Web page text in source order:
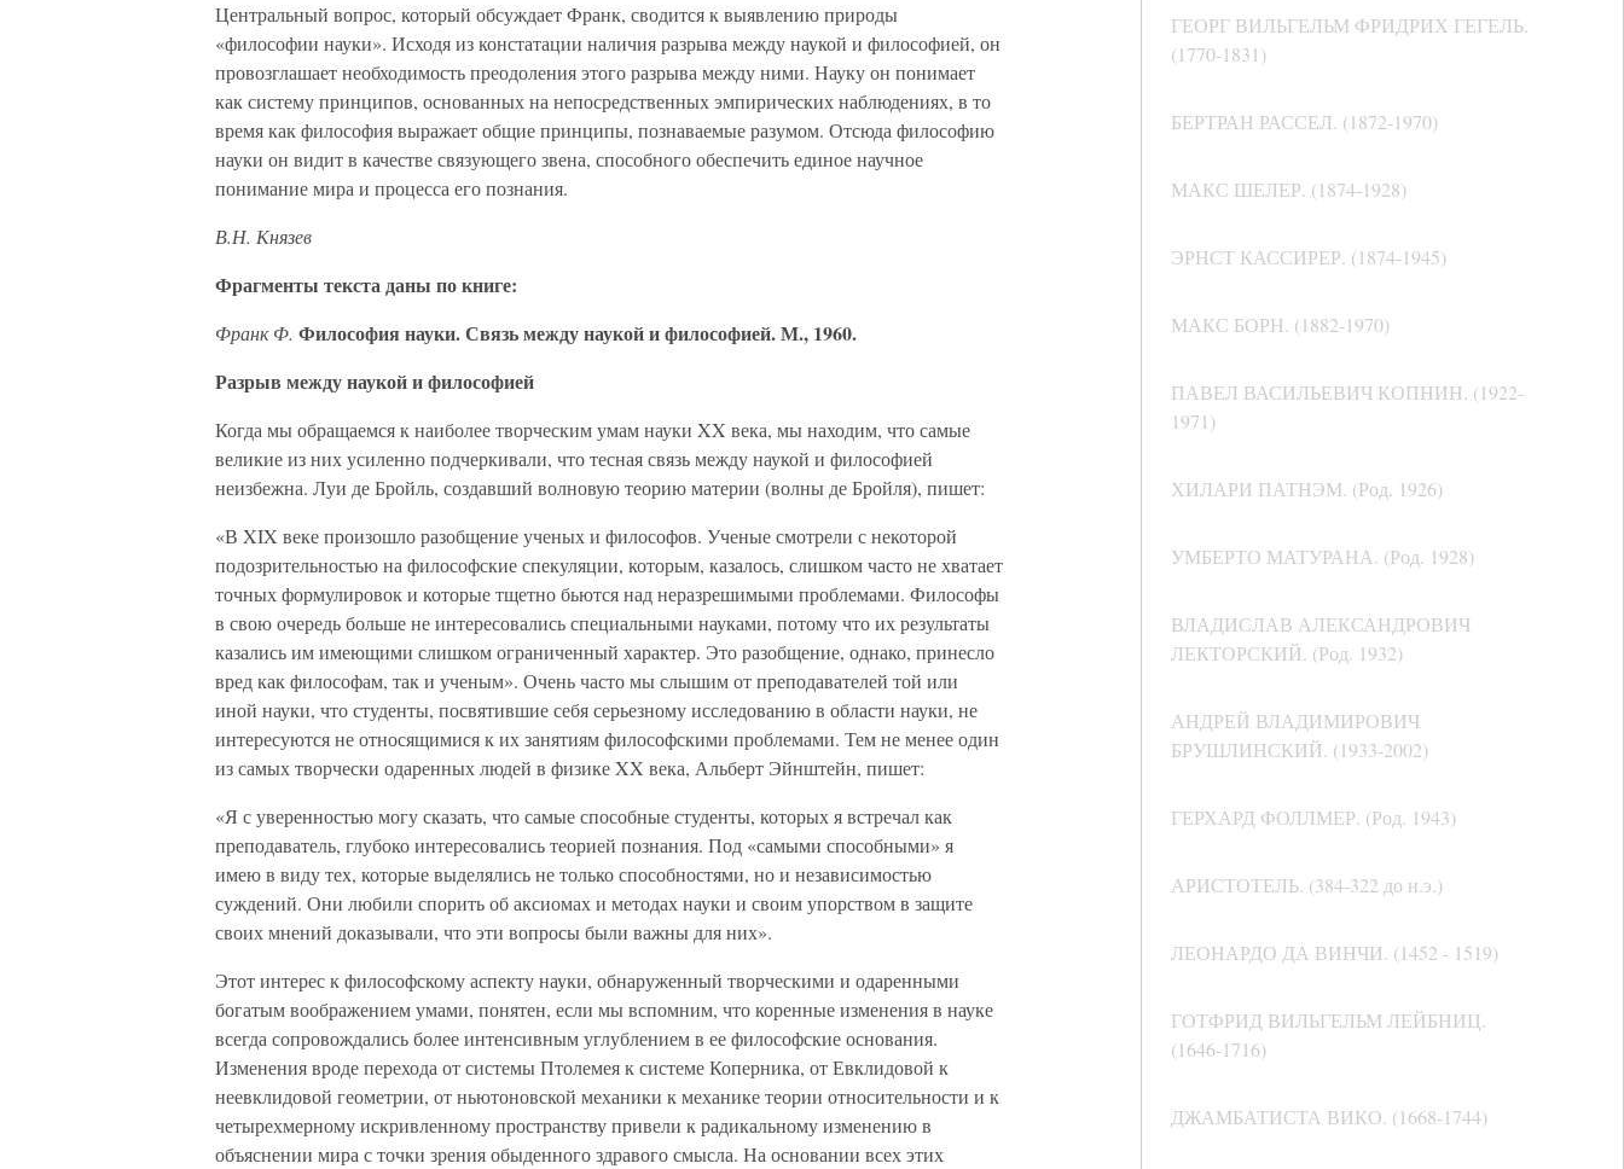
ГЕОРГ ВИЛЬГЕЛЬМ ФРИДРИХ ГЕГЕЛЬ.
(1770-1831)
БЕРТРАН РАССЕЛ. (1872-1970)
МАКС ШЕЛЕР. (1874-1928)
ЭРНСТ КАССИРЕР. (1874-1945)
МАКС БОРН. (1882-1970)
ПАВЕЛ ВАСИЛЬЕВИЧ КОПНИН. (1922-
1971)
ХИЛАРИ ПАТНЭМ. (Род. 1926)
УМБЕРТО МАТУРАНА. (Род. 1928)
ВЛАДИСЛАВ АЛЕКСАНДРОВИЧ
ЛЕКТОРСКИЙ. (Род. 1932)
АНДРЕЙ ВЛАДИМИРОВИЧ
БРУШЛИНСКИЙ. (1933-2002)
ГЕРХАРД ФОЛЛМЕР. (Род. 1943)
АРИСТОТЕЛЬ. (384-322 до н.э.)
ЛЕОНАРДО ДА ВИНЧИ. (1452 - 1519)
ГОТФРИД ВИЛЬГЕЛЬМ ЛЕЙБНИЦ.
(1646-1716)
ДЖАМБАТИСТА ВИКО. (1668-1744)
Центральный вопрос, который обсуждает Франк, сводится к выявлению природы
«философии науки». Исходя из констатации наличия разрыва между наукой и философией, он
провозглашает необходимость преодоления этого разрыва между ними. Науку он понимает
как систему принципов, основанных на непосредственных эмпирических наблюдениях, в то
время как философия выражает общие принципы, познаваемые разумом. Отсюда философию
науки он видит в качестве связующего звена, способного обеспечить единое научное
понимание мира и процесса его познания.
В.Н. Князев
Фрагменты текста даны по книге:
Франк Ф. Философия науки. Связь между наукой и философией. М., 1960.
Разрыв между наукой и философией
Когда мы обращаемся к наиболее творческим умам науки XX века, мы находим, что самые
великие из них усиленно подчеркивали, что тесная связь между наукой и философией
неизбежна. Луи де Бройль, создавший волновую теорию материи (волны де Бройля), пишет:
«В XIX веке произошло разобщение ученых и философов. Ученые смотрели с некоторой
подозрительностью на философские спекуляции, которым, казалось, слишком часто не хватает
точных формулировок и которые тщетно бьются над неразрешимыми проблемами. Философы
в свою очередь больше не интересовались специальными науками, потому что их результаты
казались им имеющими слишком ограниченный характер. Это разобщение, однако, принесло
вред как философам, так и ученым». Очень часто мы слышим от преподавателей той или
иной науки, что студенты, посвятившие себя серьезному исследованию в области науки, не
интересуются не относящимися к их занятиям философскими проблемами. Тем не менее один
из самых творчески одаренных людей в физике XX века, Альберт Эйнштейн, пишет:
«Я с уверенностью могу сказать, что самые способные студенты, которых я встречал как
преподаватель, глубоко интересовались теорией познания. Под «самыми способными» я
имею в виду тех, которые выделялись не только способностями, но и независимостью
суждений. Они любили спорить об аксиомах и методах науки и своим упорством в защите
своих мнений доказывали, что эти вопросы были важны для них».
Этот интерес к философскому аспекту науки, обнаруженный творческими и одаренными
богатым воображением умами, понятен, если мы вспомним, что коренные изменения в науке
всегда сопровождались более интенсивным углублением в ее философские основания.
Изменения вроде перехода от системы Птолемея к системе Коперника, от Евклидовой к
неевклидовой геометрии, от ньютоновской механики к механике теории относительности и к
четырехмерному искривленному пространству привели к радикальному изменению в
объяснении мира с точки зрения обыденного здравого смысла. На основании всех этих